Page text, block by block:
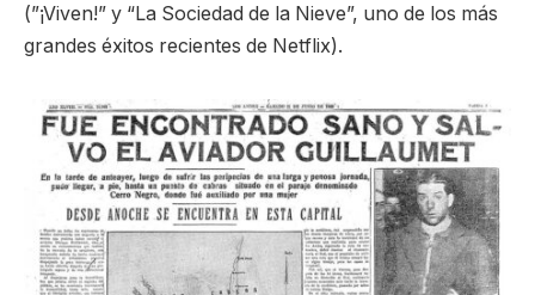
(”¡Viven!” y “La Sociedad de la Nieve”, uno de los más
grandes éxitos recientes de Netflix).